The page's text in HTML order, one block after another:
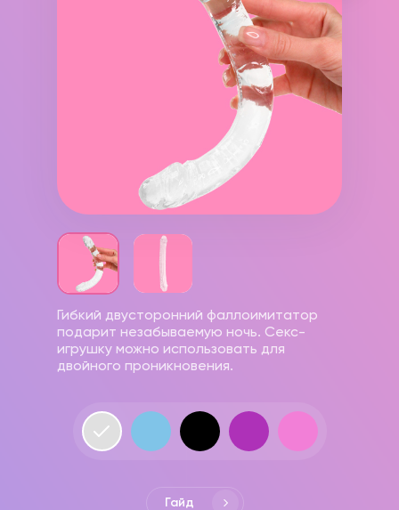
Гибкий двусторонний фаллоимитатор
подарит незабываемую ночь. Секс-
игрушку можно использовать для
двойного проникновения.
Гайд